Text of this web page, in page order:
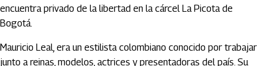
encuentra privado de la libertad en la cárcel La Picota de
Bogotá.
Mauricio Leal, era un estilista colombiano conocido por trabajar
junto a reinas, modelos, actrices y presentadoras del país. Su